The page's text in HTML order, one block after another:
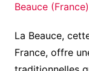
Beauce
La Beauce,
France, offre